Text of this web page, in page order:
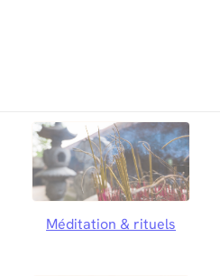
Méditation & rituels